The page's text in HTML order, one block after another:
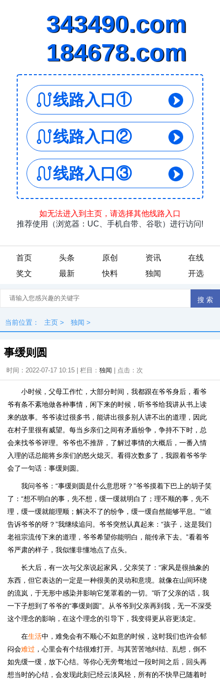
首页 头条 原创 资讯
在线
奖文
最新 快料 独闻 开选
当前位置： 主页 > 独闻 >
事缓则圆
时间：2022-07-17 10:15 | 栏目： 独闻 | 点击： 次
小时候，父母工作忙，大部分时间，我都跟在爷爷身后，看爷
爷有条不紊地做各种事情，闲下来的时候，听爷爷给我讲从书上读
来的故事。爷爷读过很多书，能讲出很多别人讲不出的道理，因此
在村子里很有威望。每当乡亲们之间有矛盾纷争，争持不下时，总
会来找爷爷评理。爷爷也不推辞，了解过事情的大概后，一番入情
入理的话总能将乡亲们的怒火熄灭。看得次数多了，我跟着爷爷学
会了一句话：事缓则圆。
我问爷爷：“事缓则圆是什么意思呀？”爷爷摸着下巴上的胡子笑
了：“想不明白的事，先不想，缓一缓就明白了；理不顺的事，先不
理，缓一缓就能理顺；解决不了的纷争，缓一缓自然能够平息。”“谁
告诉爷爷的呀？”我继续追问。爷爷突然认真起来：“孩子，这是我们
老祖宗流传下来的道理，爷爷希望你能明白，能传承下去。”看着爷
爷严肃的样子，我似懂非懂地点了点头。
长大后，有一次与父亲说起家风，父亲笑了：“家风是很抽象的
东西，但它表达的一定是一种很美的灵动和意境。就像在山间环绕
的流岚，于无形中感染并影响它笼罩着的一切。”听了父亲的话，我
一下子想到了爷爷的“事缓则圆”。从爷爷到父亲再到我，无一不深受
这个理念的影响，在这个理念的引导下，我变得更从容更淡定。
在生活中，难免会有不顺心不如意的时候，这时我们也许会郁
闷会难过 ，心里会有个结很难打开。与其苦苦地纠结、乱想，倒不
如先缓一缓，放下心结。等你心无旁骛地过一段时间之后，回头再
想当时的心结，会发现此刻已经云淡风轻，所有的不快早已随着时